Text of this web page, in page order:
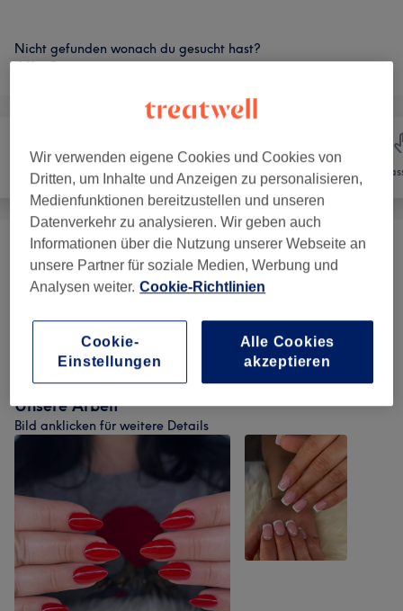
Nicht gefunden wonach du gesucht hast?
Alle Services
Friseur
Nagel-Neumodellagen 2 ab 22,50 €
Maniküre & Pediküre (4)
ab 0,45 €
Unsere Arbeit
Bild anklicken für weitere Details
Wir verwenden eigene Cookies und Cookies von
Dritten, um Inhalte und Anzeigen zu personalisieren,
Medienfunktionen bereitzustellen und unseren
Datenverkehr zu analysieren. Wir geben auch
Informationen über die Nutzung unserer Webseite an
unsere Partner für soziale Medien, Werbung und
Analysen weiter. Cookie-Richtlinien
Cookie-
Einstellungen
Alle Cookies
akzeptieren